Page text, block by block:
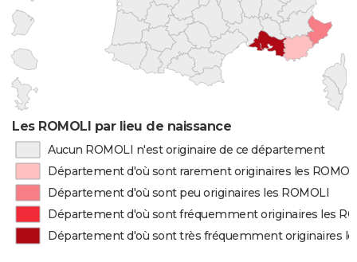
Les ROMOLI par lieu de naissance
Aucun ROMOLI n'est originaire de ce département
Département d'où sont rarement originaires les
Département d'où sont peu originaires les ROMOLI
Département d'où sont fréquemment originaires les
Département d'où sont très fréquemment originaires